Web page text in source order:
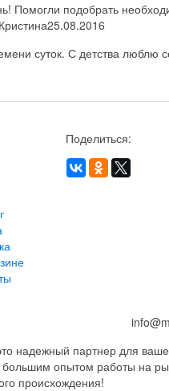
Помогли подобрать
25.08.2016
суток. С детства люблю
Поделиться:
надежный партнер для
большим опытом работы на
происхождения!